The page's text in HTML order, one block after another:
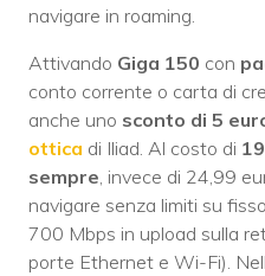
navigare in roaming.
Attivando Giga 150 con
conto corrente o carta di
anche uno sconto di 5
ottica di Iliad. Al costo di
sempre , invece di 24,99
navigare senza limiti su
700 Mbps in upload sulla
porte Ethernet e Wi-Fi).